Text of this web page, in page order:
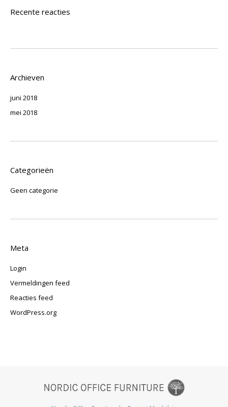
Recente reacties
Archieven
juni 2018
mei 2018
Categorieën
Geen categorie
Meta
Login
Vermeldingen feed
Reacties feed
WordPress.org